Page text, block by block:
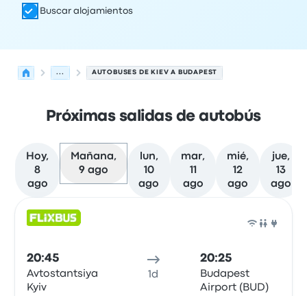
Buscar alojamientos
... AUTOBUSES DE KIEV A BUDAPEST
Próximas salidas de autobús
Hoy,
8
ago
Mañana,
9 ago
lun,
10
ago
mar,
11
ago
mié,
12
ago
jue,
13
ago
20:45
Avtostantsiya
Kyiv
1d
20:25
Budapest
Airport (BUD)